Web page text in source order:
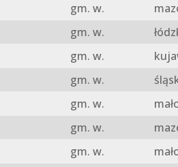
gm. w.
gm. w.
gm. w.
gm. w.
gm. w.
gm. w.
gm. w.